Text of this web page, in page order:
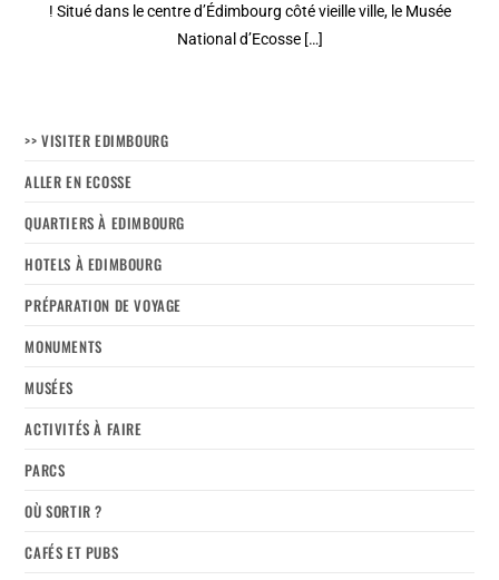
! Situé dans le centre d’Édimbourg côté vieille ville, le Musée
National d’Ecosse […]
>> VISITER EDIMBOURG
ALLER EN ECOSSE
QUARTIERS À EDIMBOURG
HOTELS À EDIMBOURG
PRÉPARATION DE VOYAGE
MONUMENTS
MUSÉES
ACTIVITÉS À FAIRE
PARCS
OÙ SORTIR ?
CAFÉS ET PUBS